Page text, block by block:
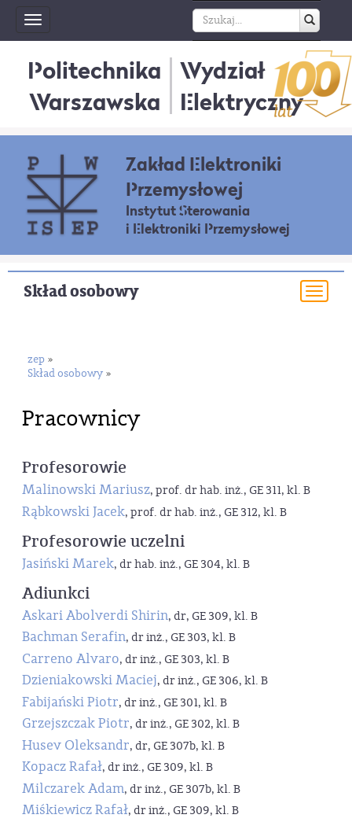
Toggle
navigation
Politechnika
Warszawska
Wydział
Elektryczny
Zakład Elektroniki
Przemysłowej
Instytut Sterowania
i Elektroniki Przemysłowej
Skład osobowy
zep »
Skład osobowy »
Pracownicy
Profesorowie
Malinowski Mariusz, prof. dr hab. inż., GE 311, kl. B
Rąbkowski Jacek, prof. dr hab. inż., GE 312, kl. B
Profesorowie uczelni
Jasiński Marek, dr hab. inż., GE 304, kl. B
Adiunkci
Askari Abolverdi Shirin, dr, GE 309, kl. B
Bachman Serafin, dr inż., GE 303, kl. B
Carreno Alvaro, dr inż., GE 303, kl. B
Dzieniakowski Maciej, dr inż., GE 306, kl. B
Fabijański Piotr, dr inż., GE 301, kl. B
Grzejszczak Piotr, dr inż., GE 302, kl. B
Husev Oleksandr, dr, GE 307b, kl. B
Kopacz Rafał, dr inż., GE 309, kl. B
Milczarek Adam, dr inż., GE 307b, kl. B
Miśkiewicz Rafał, dr inż., GE 309, kl. B